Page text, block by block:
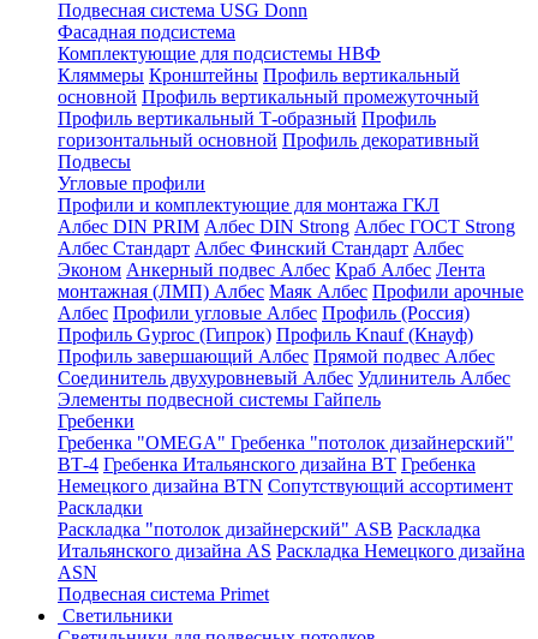
Подвесная система USG Donn
Фасадная подсистема
Комплектующие для подсистемы НВФ
Кляммеры Кронштейны Профиль вертикальный
основной Профиль вертикальный промежуточный
Профиль вертикальный Т-образный Профиль
горизонтальный основной Профиль декоративный
Подвесы
Угловые профили
Профили и комплектующие для монтажа ГКЛ
Албес DIN PRIM Албес DIN Strong Албес ГОСТ Strong
Албес Стандарт Албес Финский Стандарт Албес
Эконом Анкерный подвес Албес Краб Албес Лента
монтажная (ЛМП) Албес Маяк Албес Профили арочные
Албес Профили угловые Албес Профиль (Россия)
Профиль Gyproc (Гипрок) Профиль Knauf (Кнауф)
Профиль завершающий Албес Прямой подвес Албес
Соединитель двухуровневый Албес Удлинитель Албес
Элементы подвесной системы Гайпель
Гребенки
Гребенка "OMEGA" Гребенка "потолок дизайнерский"
ВТ-4 Гребенка Итальянского дизайна BT Гребенка
Немецкого дизайна ВТN Сопутствующий ассортимент
Раскладки
Раскладка "потолок дизайнерский" ASB Раскладка
Итальянского дизайна AS Раскладка Немецкого дизайна
АSN
Подвесная система Primet
Светильники